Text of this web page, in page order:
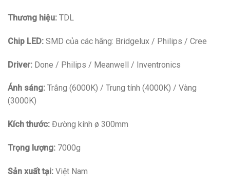
Thương hiệu: TDL
Chip LED: SMD của các hãng: Bridgelux / Philips / Cree
Driver: Done / Philips / Meanwell / Inventronics
Ánh sáng: Trắng (6000K) / Trung tính (4000K) / Vàng
(3000K)
Kích thước: Đường kính ø 300mm
Trọng lượng: 7000g
Sản xuất tại: Việt Nam